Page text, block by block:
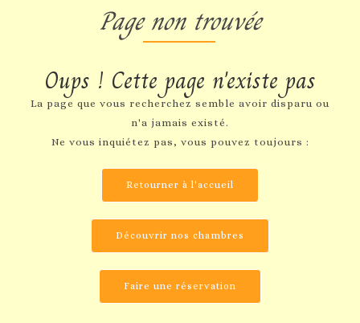
Page non trouvée
Oups ! Cette page n'existe pas
La page que vous recherchez semble avoir disparu ou
n'a jamais existé.
Ne vous inquiétez pas, vous pouvez toujours :
Retourner à l'accueil
Découvrir nos chambres
Faire une réservation